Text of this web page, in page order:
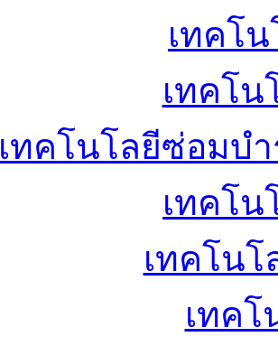
เทคโ
เทคโน
เทคโนโลยีซ่อมบ
เทคโน
เทคโน
เทคโ